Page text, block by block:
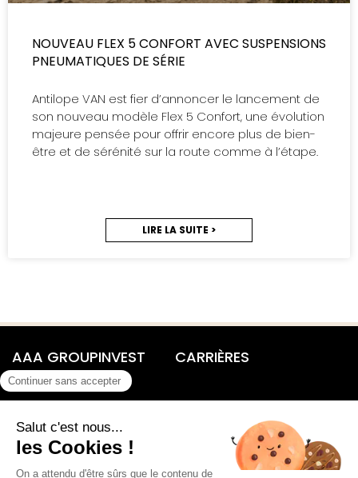
NOUVEAU FLEX 5 CONFORT AVEC SUSPENSIONS
PNEUMATIQUES DE SÉRIE
Antilope VAN est fier d’annoncer le lancement de
son nouveau modèle Flex 5 Confort, une évolution
majeure pensée pour offrir encore plus de bien-
être et de sérénité sur la route comme à l’étape.
LIRE LA SUITE >
AAA GROUPINVEST
Présentation du groupe
Chiffres clés
Nos activités
CARRIÈRES
Nos métiers
Pourquoi nous rejoindre​
Rejoignez-nous​